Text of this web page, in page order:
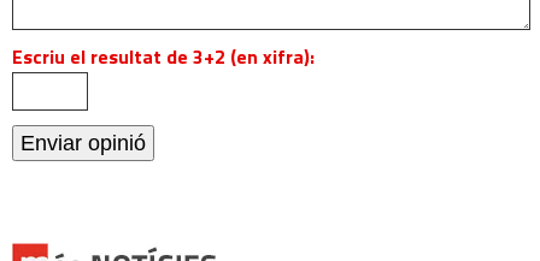
Escriu el resultat de 3+2 (en xifra):